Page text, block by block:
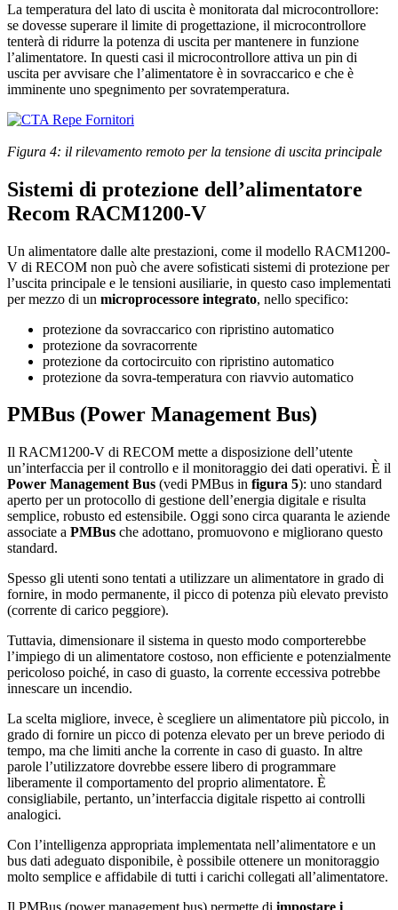
La temperatura del lato di uscita è monitorata dal microcontrollore:
se dovesse superare il limite di progettazione, il microcontrollore
tenterà di ridurre la potenza di uscita per mantenere in funzione
l’alimentatore. In questi casi il microcontrollore attiva un pin di
uscita per avvisare che l’alimentatore è in sovraccarico e che è
imminente uno spegnimento per sovratemperatura.
Figura 4: il rilevamento remoto per la tensione di uscita principale
Sistemi di protezione dell’alimentatore
Recom RACM1200-V
Un alimentatore dalle alte prestazioni, come il modello RACM1200-
V di RECOM non può che avere sofisticati sistemi di protezione per
l’uscita principale e le tensioni ausiliarie, in questo caso implementati
per mezzo di un microprocessore integrato, nello specifico:
protezione da sovraccarico con ripristino automatico
protezione da sovracorrente
protezione da cortocircuito con ripristino automatico
protezione da sovra-temperatura con riavvio automatico
PMBus (Power Management Bus)
Il RACM1200-V di RECOM mette a disposizione dell’utente
un’interfaccia per il controllo e il monitoraggio dei dati operativi. È il
Power Management Bus (vedi PMBus in figura 5): uno standard
aperto per un protocollo di gestione dell’energia digitale e risulta
semplice, robusto ed estensibile. Oggi sono circa quaranta le aziende
associate a PMBus che adottano, promuovono e migliorano questo
standard.
Spesso gli utenti sono tentati a utilizzare un alimentatore in grado di
fornire, in modo permanente, il picco di potenza più elevato previsto
(corrente di carico peggiore).
Tuttavia, dimensionare il sistema in questo modo comporterebbe
l’impiego di un alimentatore costoso, non efficiente e potenzialmente
pericoloso poiché, in caso di guasto, la corrente eccessiva potrebbe
innescare un incendio.
La scelta migliore, invece, è scegliere un alimentatore più piccolo, in
grado di fornire un picco di potenza elevato per un breve periodo di
tempo, ma che limiti anche la corrente in caso di guasto. In altre
parole l’utilizzatore dovrebbe essere libero di programmare
liberamente il comportamento del proprio alimentatore. È
consigliabile, pertanto, un’interfaccia digitale rispetto ai controlli
analogici.
Con l’intelligenza appropriata implementata nell’alimentatore e un
bus dati adeguato disponibile, è possibile ottenere un monitoraggio
molto semplice e affidabile di tutti i carichi collegati all’alimentatore.